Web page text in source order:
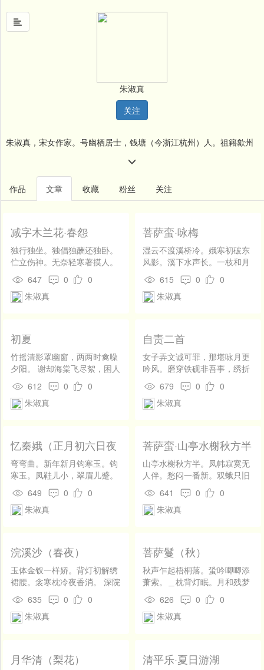
文
名
人
新
闻
开
发
社
区
录
朱淑真
关注
朱淑真，宋女作家。号幽栖居士，钱塘（今浙江杭州）人。祖籍歙州
（州治今安徽歙县），据况周颐《蕙风词话》：「淑贞与曾布妻魏氏
（魏夫人）为词友。」可知为北宋末至南宋初人。出身于仕宦之家。
少时警慧，喜读诗书，工书画，晓音律。自称「翰墨文章之能，非妇
人女子之事，性之所好，情之所钟，不觉自鸣尔」（《掬水月在手诗
序》）。成年与一俗吏结婚，曾随丈夫宦游异乡。但夫妻情趣不同，
感情不合，精神极为痛苦，忧郁而终。一生创作颇多，死后「为父母
一火焚之，今所传者百不一存」（魏仲泰《断肠诗集序》）。词多幽
备受压抑的痛苦。由于她在少女时代曾有过真挚纯洁的爱情，后由父
母作主婚配不当，所以在词里有对过去爱情生活大胆、率真的描写，
对往日情人的思恋。表现了对自由幸福的爱情婚姻的向往和追求。
《断肠词》受柳永、周邦彦的影响较大，语言清新婉丽，善于运用细
之情。淑真钱塘人，幼警惠，善读书，工诗，风流蕴藉。早年，父母
无识，嫁市井民家。淑真抑郁不得志，抱恚而死。父母复以佛法并其
平生著作荼毗之。临安王唐佐为之立传。宛陵魏端礼辑其诗词，名曰
《断肠集》。（明·田汝成《西湖游览志》）顺治辛卯，有云间客扶乩
书曰：「儿家原住古钱塘，曾有诗篇号断肠。」士问仙为何氏，书
曰：「犹传小字在词场。」士不知《断肠集》谁氏作也，见曰「儿
家」，意其女郎也，曰：「仙得非苏小小乎？」书曰：「漫把若兰方
淑士，」曰：「然则李易安乎？」书曰：「须知清照易贞娘，朱颜说
拜祝，再求珠玉。乩又书曰：「转眼已无桃李，又见荼蘼绽蕊。偶尔
作品 文章 收藏 粉丝 关注
减字木兰花·春怨
独行独坐。独倡独酬还独卧。
伫立伤神。无奈轻寒著摸人。
此情谁见。泪洗残妆无一半。
愁病相仍。剔尽寒灯梦不成。
647 0
0
朱淑真
菩萨蛮·咏梅
湿云不渡溪桥冷。娥寒初破东
风影。溪下水声长。一枝和月
香。 人怜花似旧，花不知人
瘦。独自倚阑干，夜深花正
寒。
615 0
0
朱淑真
初夏
竹摇清影罩幽窗，两两时禽噪
夕阳。 谢却海棠飞尽絮，困人
天气日初长。
612 0
0
朱淑真
自责二首
女子弄文诚可罪，那堪咏月更
吟风。磨穿铁砚非吾事，绣折
金针却有功。 闷无消遣只看
诗，不见诗中话别离。添得情
怀转萧索，始知伶俐不如痴。
679 0
0
朱淑真
忆秦娥（正月初六日夜
月）
弯弯曲。新年新月钩寒玉。钩
寒玉。凤鞋儿小，翠眉儿蹙。
闹蛾雪柳添妆束。烛龙火树争
驰逐。争驰逐。元宵三五，不
如初六。
649 0
0
朱淑真
菩萨蛮·山亭水榭秋方半
山亭水榭秋方半。凤帏寂寞无
人伴。愁闷一番新。双蛾只旧
颦。 起来临绣户。时有疏萤
度。我谢月相怜。今宵不忍
圆。
641 0
0
朱淑真
浣溪沙（春夜）
玉体金钗一样娇。背灯初解绣
裙腰。衾寒枕冷夜香消。 深院
重关春寂寂，落花和雨夜迢
迢。恨情和梦更无聊。
635 0
0
朱淑真
菩萨鬘（秋）
秋声乍起梧桐落。蛩吟唧唧添
萧索。＿枕背灯眠。月和残梦
圆。 起来钩翠箔。何处寒砧
作。独倚小阑干。逼人风露
寒。
626 0
0
朱淑真
月华清（梨花） 清平乐·夏日游湖